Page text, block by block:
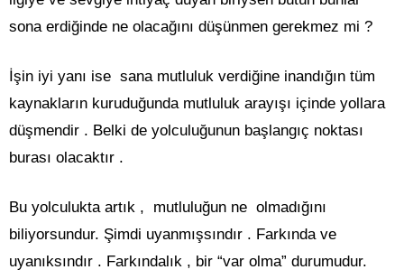
sona erdiğinde ne olacağını düşünmen gerekmez mi ?
İşin iyi yanı ise sana mutluluk verdiğine inandığın tüm
kaynakların kuruduğunda mutluluk arayışı içinde yollara
düşmendir . Belki de yolculuğunun başlangıç noktası
burası olacaktır .
Bu yolculukta artık , mutluluğun ne olmadığını
biliyorsundur. Şimdi uyanmışsındır . Farkında ve
uyanıksındır . Farkındalık , bir “var olma” durumudur.